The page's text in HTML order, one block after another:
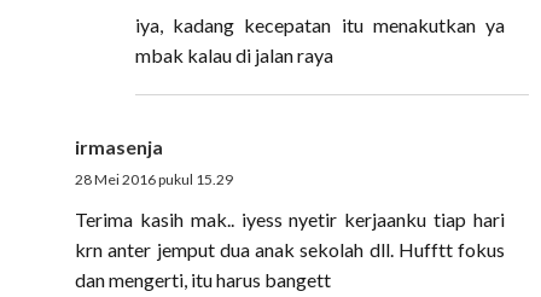
iya, kadang kecepatan itu menakutkan ya
mbak kalau di jalan raya
irmasenja
28 Mei 2016 pukul 15.29
Terima kasih mak.. iyess nyetir kerjaanku tiap hari
krn anter jemput dua anak sekolah dll. Hufftt fokus
dan mengerti, itu harus bangett